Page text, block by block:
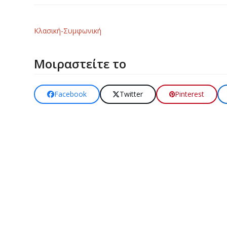
Κλασική-Συμφωνική
Μοιραστείτε το
Facebook Twitter Pinterest